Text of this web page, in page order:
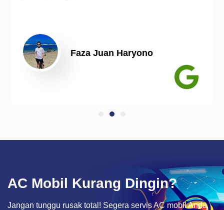
Faza Juan Haryono
AC Mobil Kurang Dingin?
Jangan tunggu rusak total! Segera servis AC mobil Anda